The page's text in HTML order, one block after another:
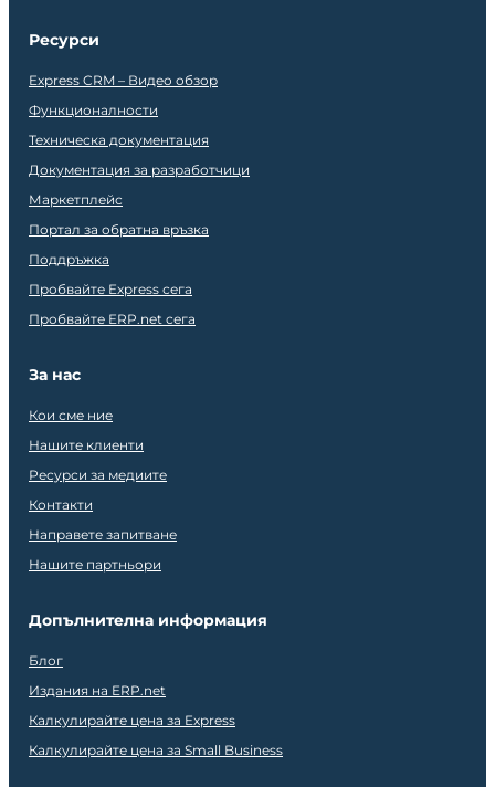
Ресурси
Express CRM – Видео обзор
Функционалности
Техническа документация
Документация за разработчици
Маркетплейс
Портал за обратна връзка
Поддръжка
Пробвайте Express сега
Пробвайте ERP.net сега
За нас
Кои сме ние
Нашите клиенти
Ресурси за медиите
Контакти
Направете запитване
Нашите партньори
Допълнителна информация
Блог
Издания на ERP.net
Калкулирайте цена за Express
Калкулирайте цена за Small Business